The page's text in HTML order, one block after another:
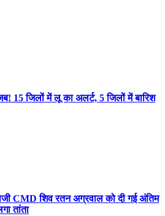
15 जिलों में लू का अलर्ट, 5 जिलों में बारिश
CMD शिव रतन अग्रवाल को दी गई अंतिम
तांता